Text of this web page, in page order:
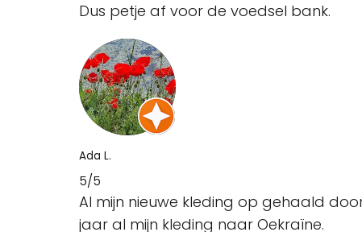
Dus petje af voor de voedsel bank.
Ada L.
5/5
Al mijn nieuwe kleding op gehaald
jaar al mijn kleding naar Oekraïne.